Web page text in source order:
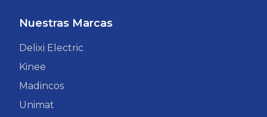
Nuestras Marcas
Delixi Electric
Kinee
Madincos
Unimat